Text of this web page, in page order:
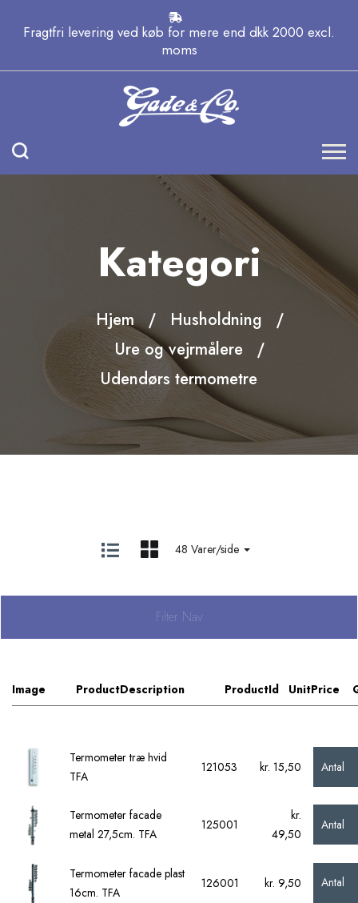
Fragtfri levering ved køb for mere end dkk 2000 excl.
moms
Kategori
Hjem
Husholdning
Ure og vejrmålere
Udendørs termometre
48 Varer/side
Filter Nav
Image ProductDescription ProductId UnitPrice
Termometer træ hvid
TFA
121053 kr. 15,50 Antal
Termometer facade
metal 27,5cm. TFA
125001
kr.
49,50
Antal
Termometer facade plast
16cm. TFA
126001 kr. 9,50 Antal